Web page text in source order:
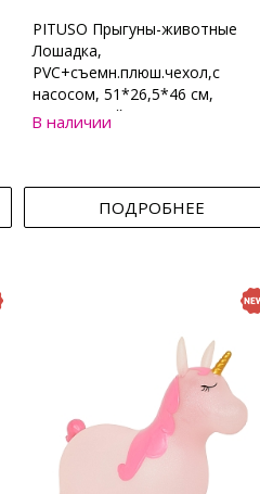
PITUSO Прыгуны-животные
Лошадка,
PVC+съемн.плюш.чехол,с
насосом, 51*26,5*46 см,
Коричневый
В наличии
ПОДРОБНЕЕ